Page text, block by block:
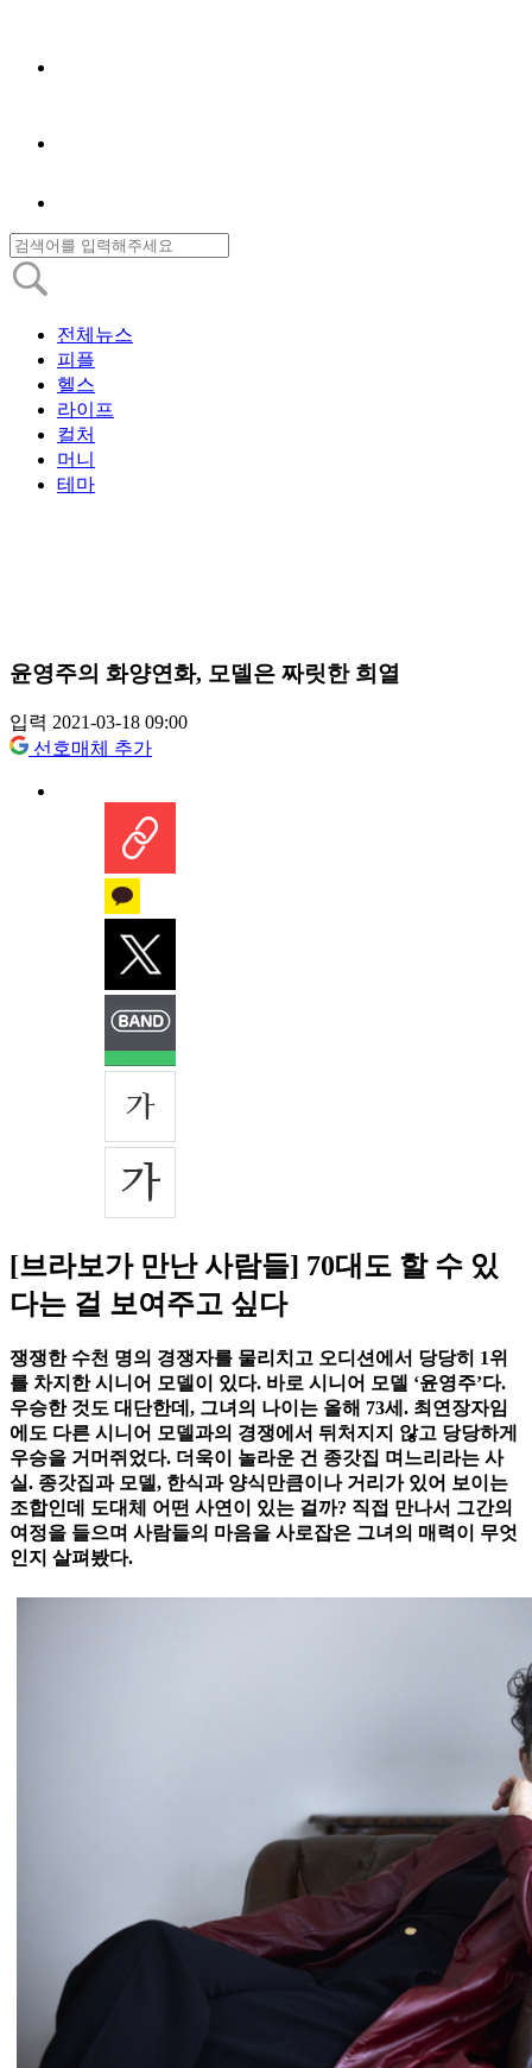
전체뉴스
피플
헬스
라이프
컬처
머니
테마
윤영주의 화양연화, 모델은 짜릿한 희열
입력 2021-03-18 09:00
선호매체 추가
[브라보가 만난 사람들] 70대도 할 수 있
다는 걸 보여주고 싶다
쟁쟁한 수천 명의 경쟁자를 물리치고 오디션에서 당당히 1위
를 차지한 시니어 모델이 있다. 바로 시니어 모델 ‘윤영주’다.
우승한 것도 대단한데, 그녀의 나이는 올해 73세. 최연장자임
에도 다른 시니어 모델과의 경쟁에서 뒤처지지 않고 당당하게
우승을 거머쥐었다. 더욱이 놀라운 건 종갓집 며느리라는 사
실. 종갓집과 모델, 한식과 양식만큼이나 거리가 있어 보이는
조합인데 도대체 어떤 사연이 있는 걸까? 직접 만나서 그간의
여정을 들으며 사람들의 마음을 사로잡은 그녀의 매력이 무엇
인지 살펴봤다.